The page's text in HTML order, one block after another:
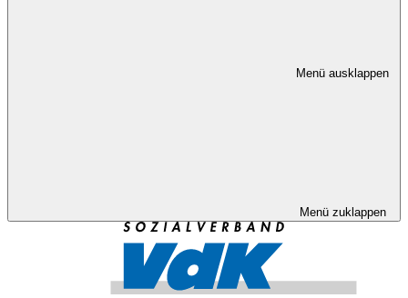
Menü ausklappen
Menü zuklappen